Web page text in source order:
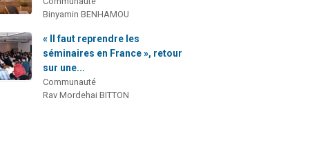
Binyamin BENHAMOU
« Il faut reprendre les
séminaires en France », retour
sur une...
Communauté
Rav Mordehai BITTON